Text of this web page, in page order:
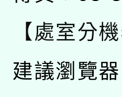
【處室分機
建議瀏覽